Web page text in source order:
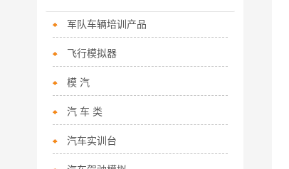
军队车辆培训产品
飞行模拟器
模 汽
汽 车 类
汽车实训台